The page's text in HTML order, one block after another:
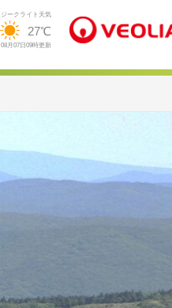
ジークライト天気
27℃
08月07日09時更新